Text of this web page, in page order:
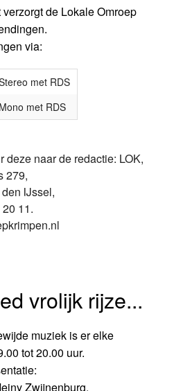
de Lokale Omroep
via:
met RDS
Mono met RDS
deze naar de redactie: LOK,
279,
IJssel,
11.
vrolijk rijze...
muziek is er elke
tot 20.00 uur.
Zwijnenburg.